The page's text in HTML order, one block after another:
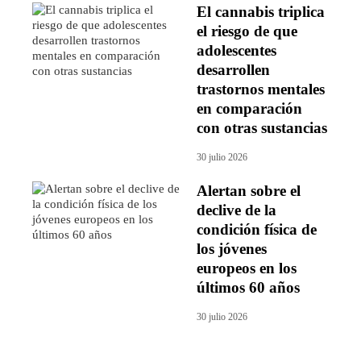
El cannabis triplica
el riesgo de que
adolescentes
desarrollen
trastornos mentales
en comparación
con otras sustancias
30 julio 2026
Alertan sobre el
declive de la
condición física de
los jóvenes
europeos en los
últimos 60 años
30 julio 2026